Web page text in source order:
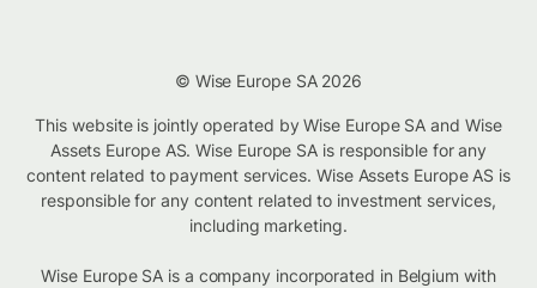
© Wise Europe SA 2026
This website is jointly operated by Wise Europe SA and Wise
Assets Europe AS. Wise Europe SA is responsible for any
content related to payment services. Wise Assets Europe AS is
responsible for any content related to investment services,
including marketing.
Wise Europe SA is a company incorporated in Belgium with